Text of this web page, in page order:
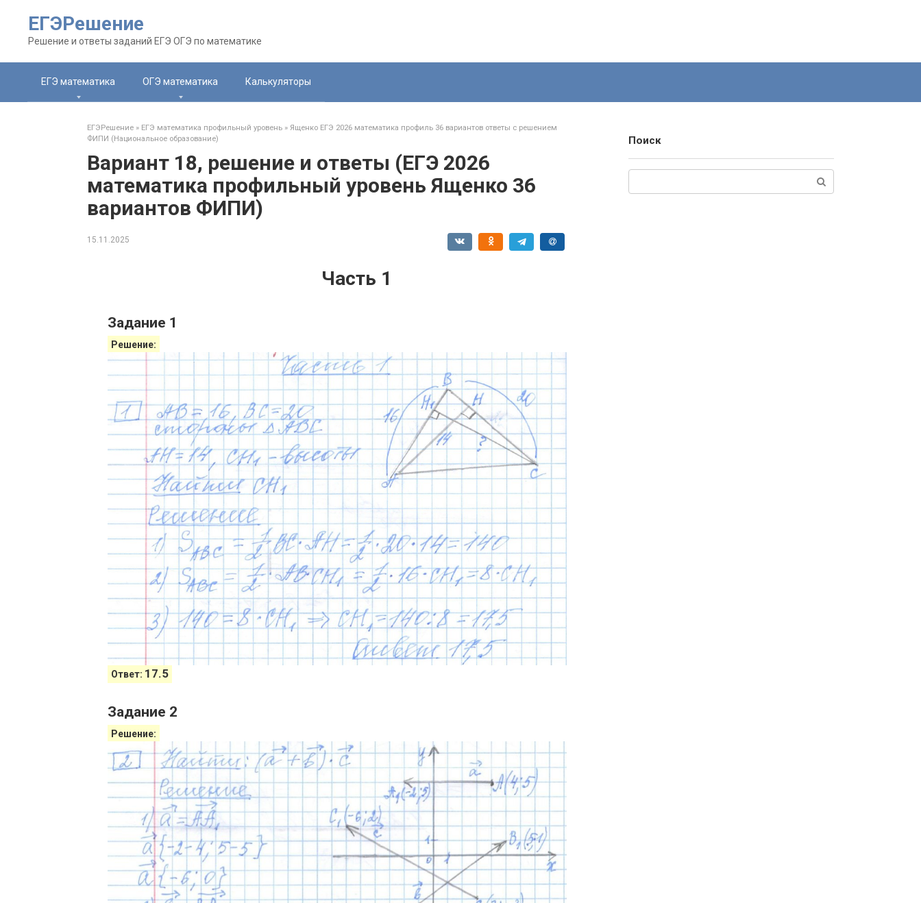
контенту
ЕГЭРешение
Решение и ответы заданий ЕГЭ ОГЭ по математике
ЕГЭ математика ОГЭ математика Калькуляторы
ЕГЭРешение » ЕГЭ математика профильный уровень » Ященко ЕГЭ 2026 математика профиль 36 вариантов ответы с решением
ФИПИ (Национальное образование)
Вариант 18, решение и ответы (ЕГЭ 2026
математика профильный уровень Ященко 36
вариантов ФИПИ)
15.11.2025
Часть 1
Задание 1
Решение:
Ответ: 17.5
Задание 2
Решение:
Поиск